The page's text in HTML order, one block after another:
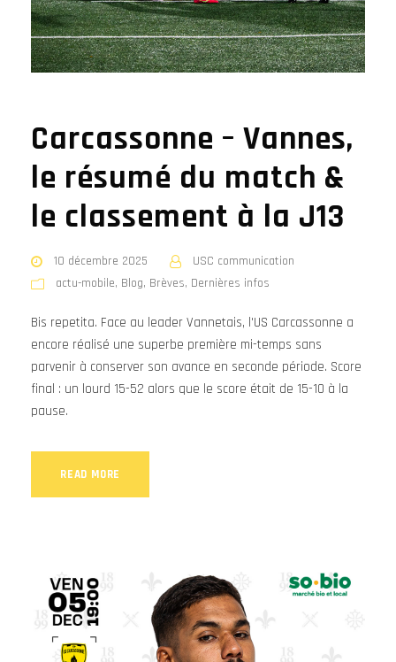
Carcassonne – Vannes,
le résumé du match &
le classement à la J13
10 décembre 2025
USC communication
actu-mobile, Blog, Brèves, Dernières infos
Bis repetita. Face au leader Vannetais, l'US Carcassonne a
encore réalisé une superbe première mi-temps sans
parvenir à conserver son avance en seconde période. Score
final : un lourd 15-52 alors que le score était de 15-10 à la
pause.
READ MORE